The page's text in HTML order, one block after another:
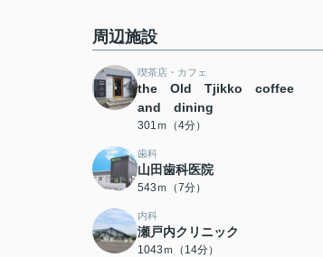
周辺施設
喫茶店・カフェ
the Old Tjikko coffee
and dining
301ｍ（4分）
歯科
山田歯科医院
543ｍ（7分）
内科
瀬戸内クリニック
1043ｍ（14分）